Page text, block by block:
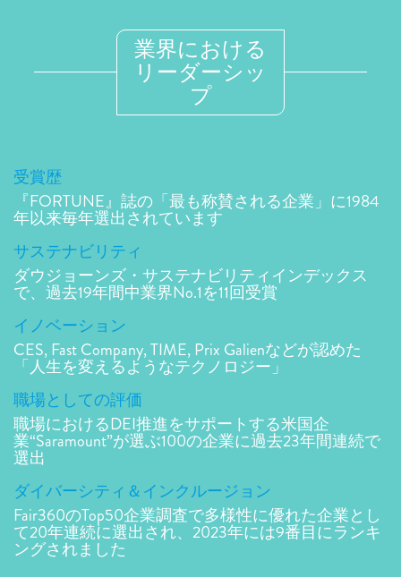
業界における
リーダーシッ
プ
受賞歴
『FORTUNE』誌の「最も称賛される企業」に1984
年以来毎年選出されています
サステナビリティ
ダウジョーンズ・サステナビリティインデックス
で、過去19年間中業界No.1を11回受賞
イノベーション
CES, Fast Company, TIME, Prix Galienなどが認めた
「人生を変えるようなテクノロジー」
職場としての評価
職場におけるDEI推進をサポートする米国企
業“Saramount”が選ぶ100の企業に過去23年間連続で
選出
ダイバーシティ＆インクルージョン
Fair360のTop50企業調査で多様性に優れた企業とし
て20年連続に選出され、2023年には9番目にランキ
ングされました